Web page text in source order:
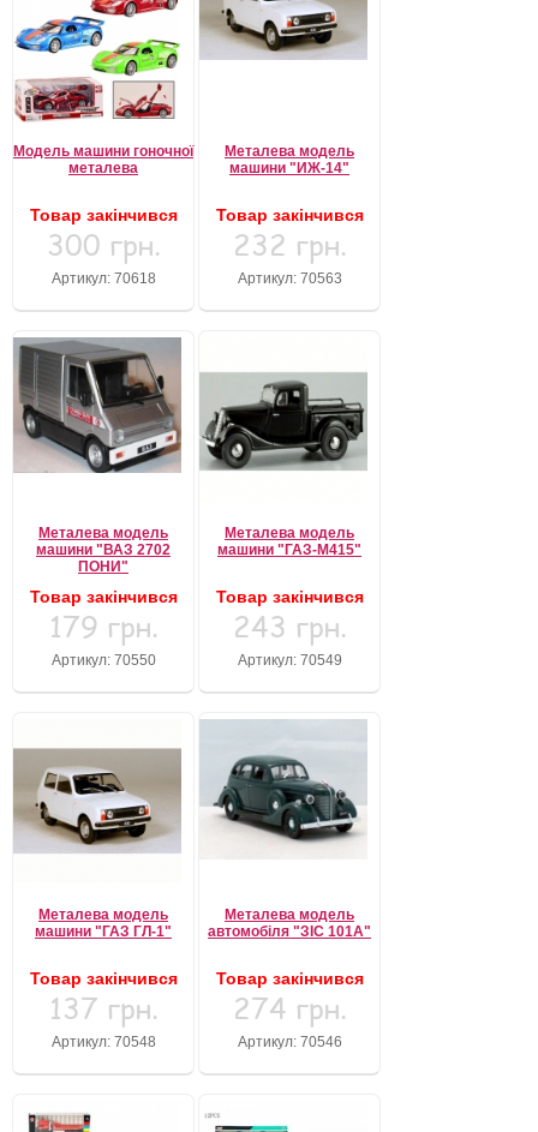
Модель машини гоночної
металева
Товар закінчився
300 грн.
Артикул: 70618
Металева модель
машини "ИЖ-14"
Товар закінчився
232 грн.
Артикул: 70563
Металева модель
машини "ВАЗ 2702
ПОНИ"
Товар закінчився
179 грн.
Артикул: 70550
Металева модель
машини "ГАЗ-М415"
Товар закінчився
243 грн.
Артикул: 70549
Металева модель
машини "ГАЗ ГЛ-1"
Товар закінчився
137 грн.
Артикул: 70548
Металева модель
автомобіля "ЗІС 101А"
Товар закінчився
274 грн.
Артикул: 70546